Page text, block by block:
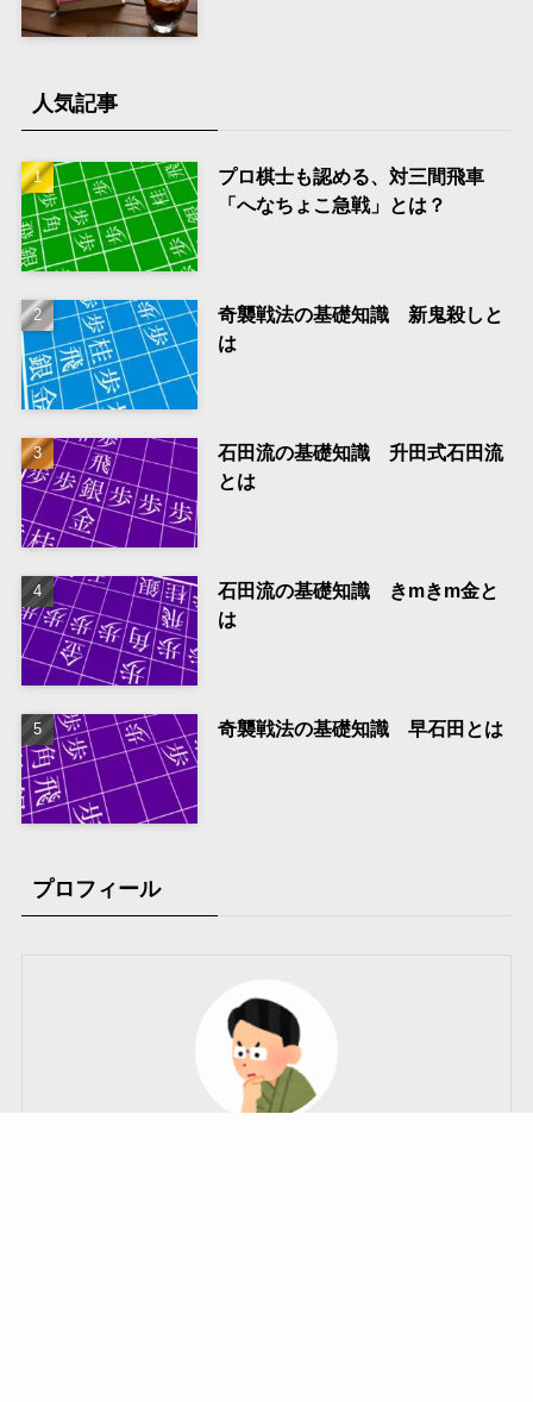
人気記事
プロ棋士も認める、対三間飛車
「へなちょこ急戦」とは？
奇襲戦法の基礎知識 新鬼殺しと
は
石田流の基礎知識 升田式石田流
とは
石田流の基礎知識 きmきm金と
は
奇襲戦法の基礎知識 早石田とは
プロフィール